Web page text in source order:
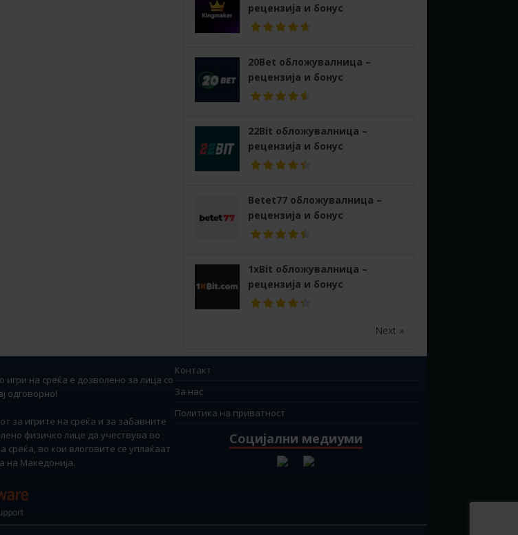
рецензија и бонус
20Bet обложувалница –
рецензија и бонус
22Bit обложувалница –
рецензија и бонус
Betet77 обложувалница –
рецензија и бонус
1xBit обложувалница –
рецензија и бонус
Next »
игри на среќа е дозволено за лица со
одговорно!
за игрите на среќа и за забавните
физичко лице да учествува во
среќа, во кои влоговите се уплаќаат
на Македонија.
Контакт
За нас
Политика на приватност
Социјални медиуми